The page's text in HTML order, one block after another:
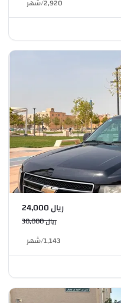
2,920
/شهر
ريال 24,000
ريال 30,000
1,143
/شهر